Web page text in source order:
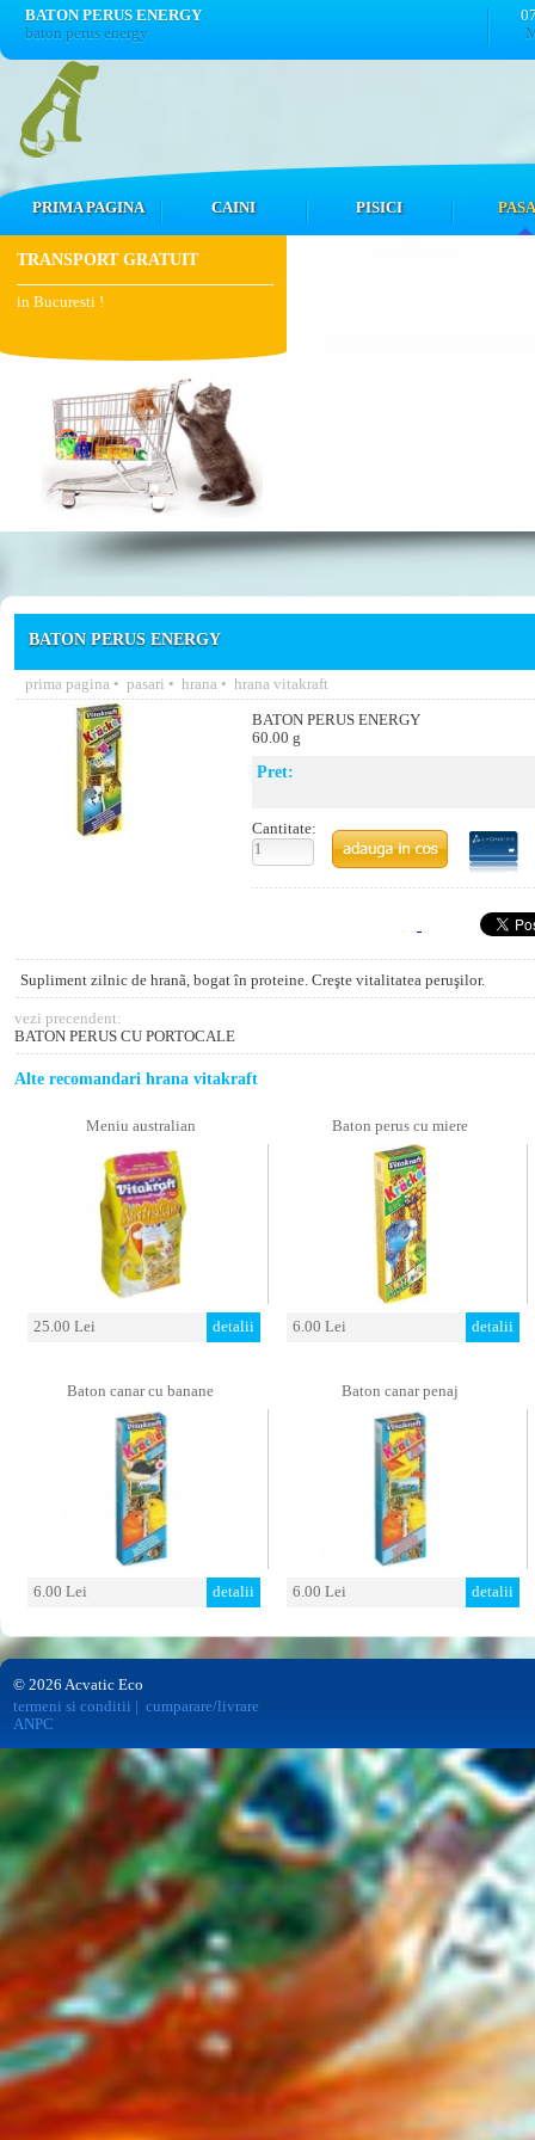
BATON PERUS ENERGY
baton perus energy
PRIMA PAGINA CAINI PISICI
TRANSPORT GRATUIT
in Bucuresti !
BATON PERUS ENERGY
prima pagina • pasari • hrana • hrana vitakraft
BATON PERUS ENERGY
60.00 g
Pret:
Cantitate:
Supliment zilnic de hranã, bogat în proteine. Creşte vitalitatea peruşilor.
vezi precendent:
BATON PERUS CU PORTOCALE
Alte recomandari hrana vitakraft
Meniu australian
25.00 Lei detalii
Baton perus cu miere
6.00 Lei detalii
Baton canar cu banane
6.00 Lei detalii
Baton canar penaj
6.00 Lei detalii
© 2026 Acvatic Eco
termeni si conditii
cumparare/livrare
ANPC